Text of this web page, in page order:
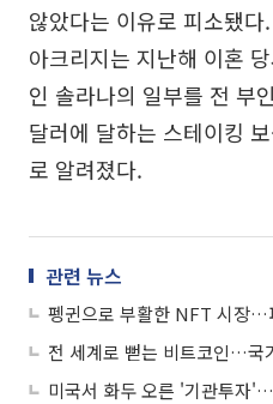
않았다는 이유로 피소됐
아크리지는 지난해 이혼
인 솔라나의 일부를 전 부
달러에 달하는 스테이킹
로 알려졌다.
관련 뉴스
펭귄으로 부활한 NFT 시장…
전 세계로 뻗는 비트코인…국
미국서 화두 오른 '기관투자